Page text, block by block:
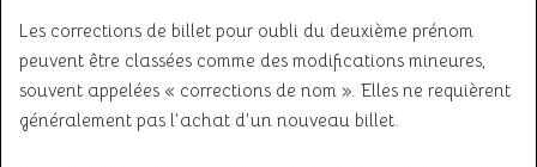
Les corrections de billet pour oubli du deuxième prénom
peuvent être classées comme des modifications mineures,
souvent appelées « corrections de nom ». Elles ne requièrent
généralement pas l’achat d’un nouveau billet.